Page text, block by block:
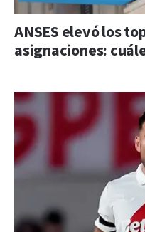
ANSES elevó los
asignaciones: